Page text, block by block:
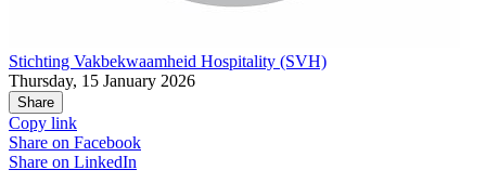
Stichting Vakbekwaamheid Hospitality (SVH)
Thursday, 15 January 2026
Share
Copy link
Share on Facebook
Share on LinkedIn